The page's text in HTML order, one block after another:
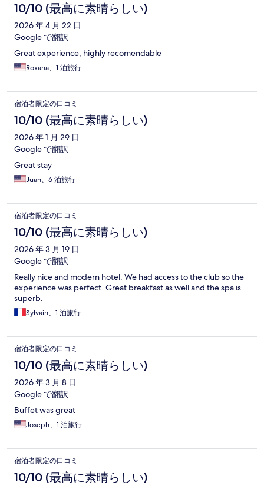
10/10 (最高に素晴らしい)
2026 年 4 月 22 日
Google で翻訳
Great experience, highly recomendable
Roxana、1 泊旅行
宿泊者限定の口コミ
10/10 (最高に素晴らしい)
2026 年 1 月 29 日
Google で翻訳
Great stay
Juan、6 泊旅行
宿泊者限定の口コミ
10/10 (最高に素晴らしい)
2026 年 3 月 19 日
Google で翻訳
Really nice and modern hotel. We had access to the club so the
experience was perfect. Great breakfast as well and the spa is
superb.
Sylvain、1 泊旅行
宿泊者限定の口コミ
10/10 (最高に素晴らしい)
2026 年 3 月 8 日
Google で翻訳
Buffet was great
Joseph、1 泊旅行
宿泊者限定の口コミ
10/10 (最高に素晴らしい)